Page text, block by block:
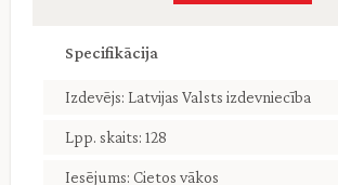
Specifikācija
Izdevējs: Latvijas Valsts izdevniecība
Lpp. skaits: 128
Iesējums: Cietos vākos